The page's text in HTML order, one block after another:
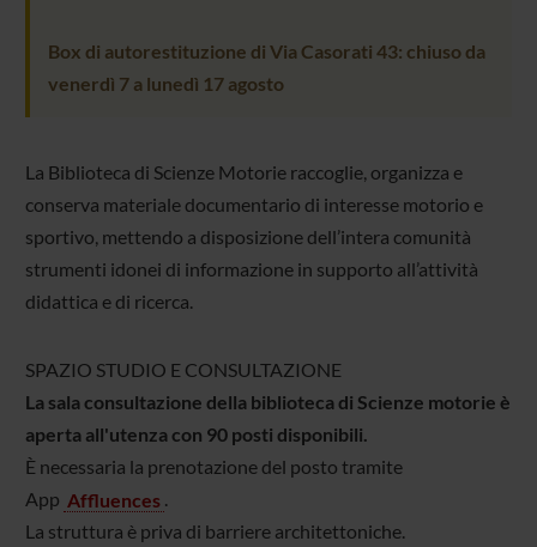
Box di autorestituzione di Via Casorati 43: chiuso da
venerdì 7 a lunedì 17 agosto
La Biblioteca di Scienze Motorie raccoglie, organizza e
conserva materiale documentario di interesse motorio e
sportivo, mettendo a disposizione dell’intera comunità
strumenti idonei di informazione in supporto all’attività
didattica e di ricerca.
SPAZIO STUDIO E CONSULTAZIONE
La sala consultazione della biblioteca di Scienze motorie è
aperta all'utenza con 90 posti disponibili.
È necessaria la prenotazione del posto tramite
App Affluences .
La struttura è priva di barriere architettoniche.